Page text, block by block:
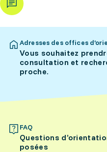
Adresses des offices
Vous souhaitez
consultation et
proche.
FAQ
Questions
posées